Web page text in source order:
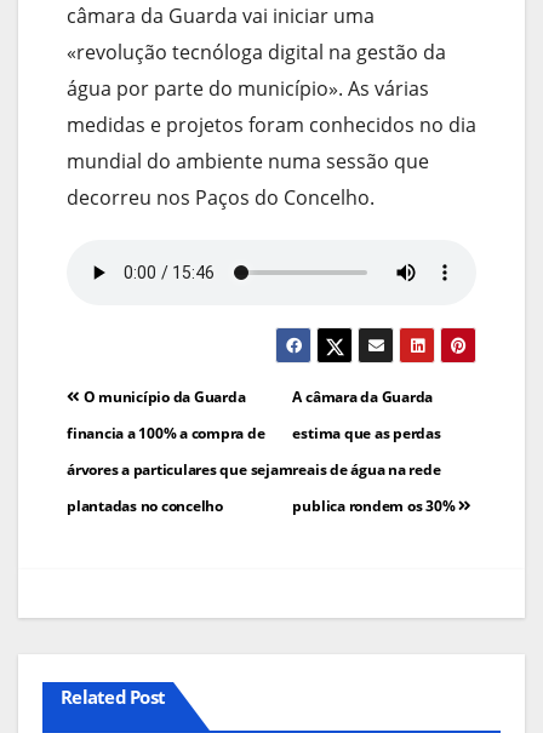
câmara da Guarda vai iniciar uma
«revolução tecnóloga digital na gestão da
água por parte do município». As várias
medidas e projetos foram conhecidos no dia
mundial do ambiente numa sessão que
decorreu nos Paços do Concelho.
Navegação
de
artigos
A câmara da Guarda
estima que as perdas
reais de água na rede
publica rondem os 30%
O município da Guarda
financia a 100% a compra de
árvores a particulares que sejam
plantadas no concelho
Related Post